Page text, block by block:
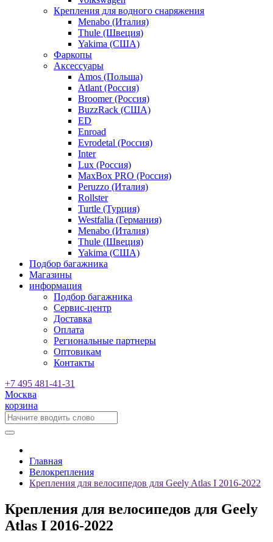
Крепления для водного снаряжения
Menabo (Италия)
Thule (Швеция)
Yakima (США)
Фаркопы
Аксессуары
Amos (Польша)
Atlant (Россия)
Broomer (Россия)
BuzzRack (США)
ED
Enroad
Evrodetal (Россия)
Inter
Lux (Россия)
MaxBox PRO (Россия)
Peruzzo (Италия)
Rollster
Turtle (Турция)
Westfalia (Германия)
Menabo (Италия)
Thule (Швеция)
Yakima (США)
Подбор багажника
Магазины
информация
Подбор багажника
Сервис-центр
Доставка
Оплата
Региональные партнеры
Оптовикам
Контакты
+7 495 481-41-31
Москва
корзина
Главная
Велокрепления
Крепления для велосипедов для Geely Atlas I 2016-2022
Крепления для велосипедов для Geely
Atlas I 2016-2022